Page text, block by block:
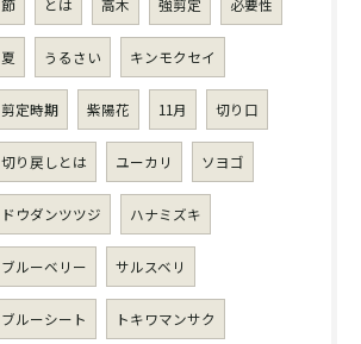
節 とは 高木 強剪定 必要性
夏 うるさい キンモクセイ
剪定時期 紫陽花 11月 切り口
切り戻しとは ユーカリ ソヨゴ
ドウダンツツジ ハナミズキ
ブルーベリー サルスベリ
ブルーシート トキワマンサク